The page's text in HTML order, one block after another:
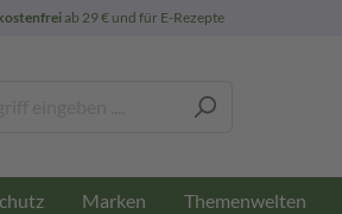
ab 29 € und für E-Rezepte
Marken Themenwelten